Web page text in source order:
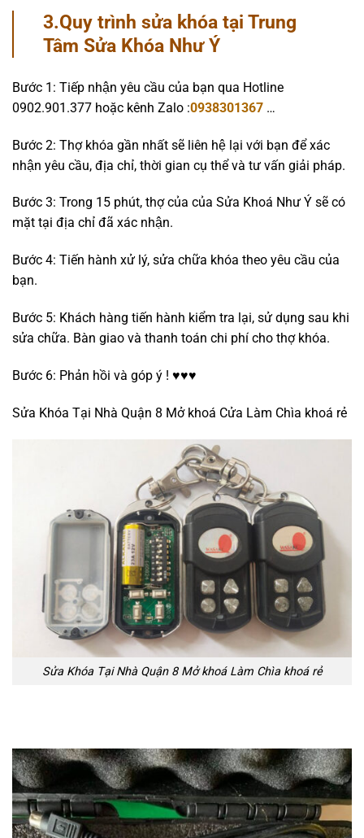
3.Quy trình sửa khóa tại Trung
Tâm Sửa Khóa Như Ý
Bước 1: Tiếp nhận yêu cầu của bạn qua Hotline
0902.901.377 hoặc kênh Zalo :0938301367 …
Bước 2: Thợ khóa gần nhất sẽ liên hệ lại với bạn để xác
nhận yêu cầu, địa chỉ, thời gian cụ thể và tư vấn giải pháp.
Bước 3: Trong 15 phút, thợ của của Sửa Khoá Như Ý sẽ có
mặt tại địa chỉ đã xác nhận.
Bước 4: Tiến hành xử lý, sửa chữa khóa theo yêu cầu của
bạn.
Bước 5: Khách hàng tiến hành kiểm tra lại, sử dụng sau khi
sửa chữa. Bàn giao và thanh toán chi phí cho thợ khóa.
Bước 6: Phản hồi và góp ý ! ♥♥♥
Sửa Khóa Tại Nhà Quận 8 Mở khoá Cửa Làm Chìa khoá rẻ
Sửa Khóa Tại Nhà Quận 8 Mở khoá Làm Chìa khoá rẻ